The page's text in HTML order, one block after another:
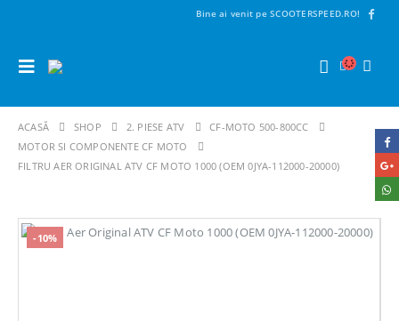
Bine ai venit pe SCOOTERSPEED.RO!
ACASĂ SHOP 2. PIESE ATV
CF-MOTO 500-800CC
MOTOR SI COMPONENTE CF MOTO
FILTRU AER ORIGINAL ATV CF MOTO 1000 (OEM 0JYA-112000-20000)
-10%